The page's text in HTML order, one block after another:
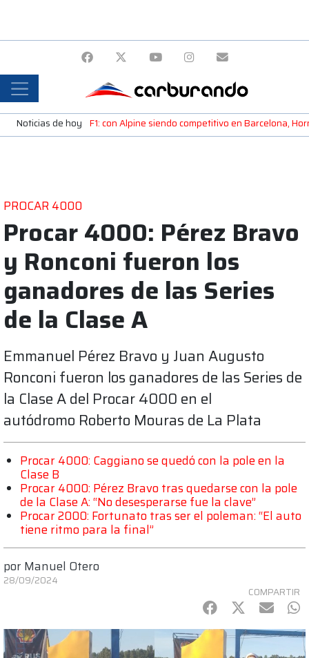
Noticias de hoy F1: con Alpine siendo competitivo en Barcelona,
PROCAR 4000
Procar 4000: Pérez Bravo
y Ronconi fueron los
ganadores de las Series
de la Clase A
Emmanuel Pérez Bravo y Juan Augusto
Ronconi fueron los ganadores de las Series de
la Clase A del Procar 4000 en el
autódromo Roberto Mouras de La Plata
Procar 4000: Caggiano se quedó con la pole en la
Clase B
Procar 4000: Pérez Bravo tras quedarse con la pole
de la Clase A: “No desesperarse fue la clave”
Procar 2000: Fortunato tras ser el poleman: “El auto
tiene ritmo para la final”
por Manuel Otero
28/09/2024
COMPARTIR
Facebook
Twitter
mail